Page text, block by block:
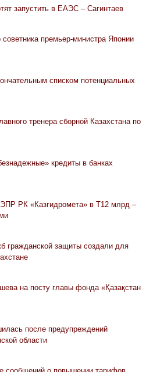
запустить в ЕАЭС – Сагинтаев
премьер-министра Японии
списком потенциальных
тренера сборной Казахстана по
кредиты в банках
РК «Казгидромета» в Т12 млрд –
гражданской защиты создали для
на посту главы фонда «Қазақстан
после предупреждений
области